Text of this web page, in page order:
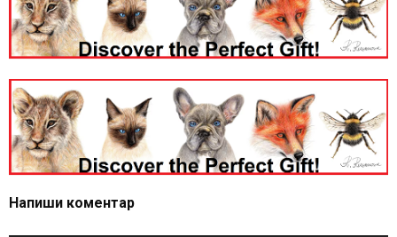
Напиши коментар